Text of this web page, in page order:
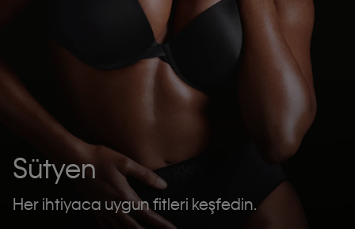
Sütyen
Her ihtiyaca uygun fitleri keşfedin.